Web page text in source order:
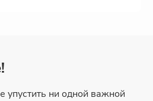
упустить ни одной важной